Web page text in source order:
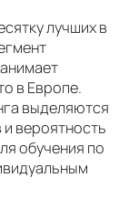
лучших в
в Европе.
выделяются
вероятность
обучения по